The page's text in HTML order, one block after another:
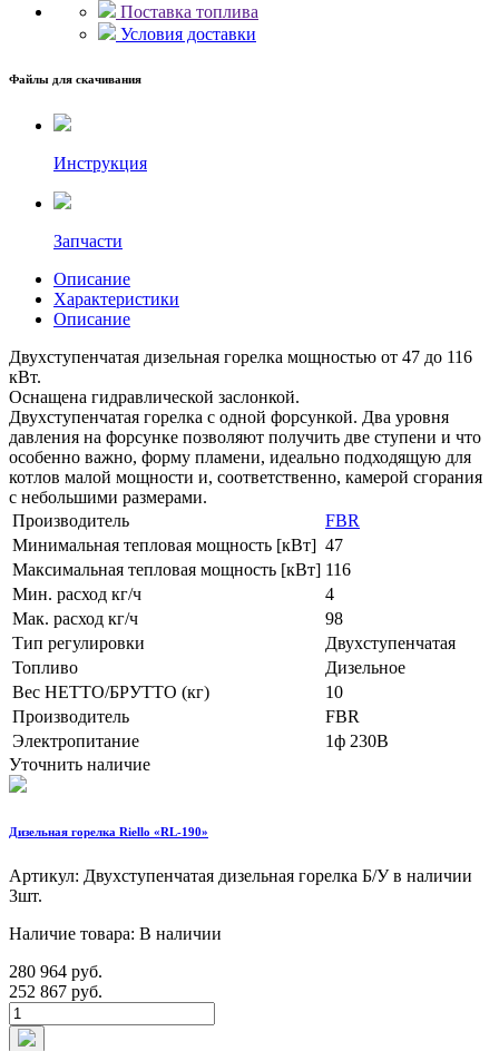
Поставка топлива
Условия доставки
Файлы для скачивания
Инструкция
Запчасти
Описание
Характеристики
Описание
Двухступенчатая дизельная горелка мощностью от 47 до 116
кВт.
Оснащена гидравлической заслонкой.
Двухступенчатая горелка с одной форсункой. Два уровня
давления на форсунке позволяют получить две ступени и что
особенно важно, форму пламени, идеально подходящую для
котлов малой мощности и, соответственно, камерой сгорания
с небольшими размерами.
Производитель
FBR
Минимальная тепловая мощность [кВт] 47
Максимальная тепловая мощность [кВт] 116
Мин. расход кг/ч
4
Мак. расход кг/ч
98
Тип регулировки
Двухступенчатая
Топливо
Дизельное
Вес НЕТТО/БРУТТО (кг)
10
Производитель
FBR
Электропитание
1ф 230В
Уточнить наличие
Дизельная горелка Riello «RL-190»
Артикул: Двухступенчатая дизельная горелка Б/У в наличии
3шт.
Наличие товара: В наличии
280 964 руб.
252 867 руб.